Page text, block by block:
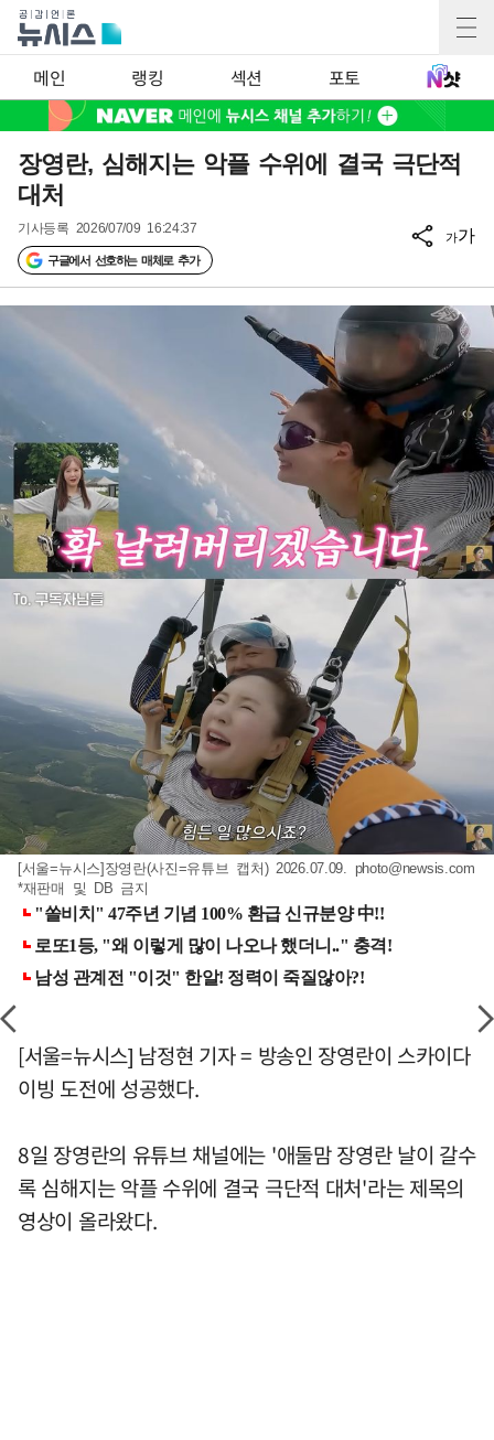
메인 랭킹 섹션 포토
장영란, 심해지는 악플 수위에 결국 극단적
대처
기사등록 2026/07/09 16:24:37
구글에서 선호하는 매체로 추가
가가
[서울=뉴시스]장영란(사진=유튜브 캡처) 2026.07.09. photo@newsis.com
*재판매 및 DB 금지
[서울=뉴시스] 남정현 기자 = 방송인 장영란이 스카이다
이빙 도전에 성공했다.
8일 장영란의 유튜브 채널에는 '애둘맘 장영란 날이 갈수
록 심해지는 악플 수위에 결국 극단적 대처'라는 제목의
영상이 올라왔다.